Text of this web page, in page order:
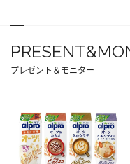
プレゼント＆モニター